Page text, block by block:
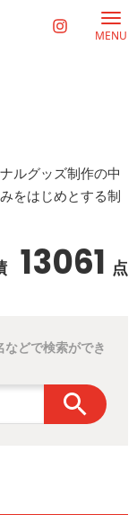
MENU
ルグッズ制作の中
をはじめとする制
13061 点
どで検索ができ